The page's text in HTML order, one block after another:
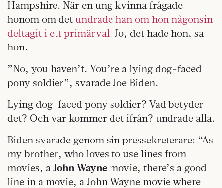
Hampshire. När en ung kvinna frågade
honom om det undrade han om hon någonsin
deltagit i ett primärval. Jo, det hade hon, sa
hon.
”No, you haven’t. You’re a lying dog-faced
pony soldier”, svarade Joe Biden.
Lying dog-faced pony soldier? Vad betyder
det? Och var kommer det ifrån? undrade alla.
Biden svarade genom sin pressekreterare: “As
my brother, who loves to use lines from
movies, a John Wayne movie, there’s a good
line in a movie, a John Wayne movie where